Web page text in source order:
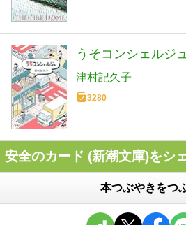
うそコンシェルジ
津村記久子
3280
安全のカード (新潮文庫)をシ
本つぶやきをつ